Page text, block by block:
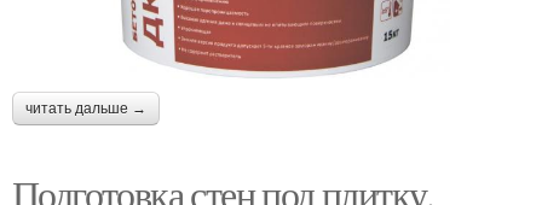
читать дальше →
Подготовка стен под плитку.